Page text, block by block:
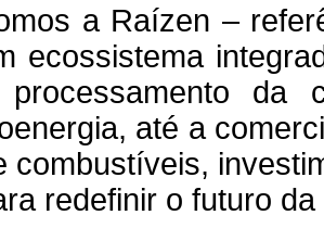
a Raízen –
ecossistema
da
até a
combustíveis,
redefinir o futuro